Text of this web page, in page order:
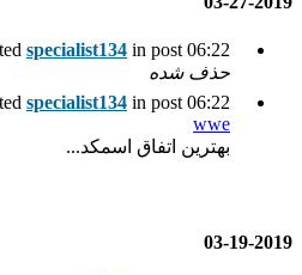
ma69quoted پست های
ma69quoted اخبار روزانه